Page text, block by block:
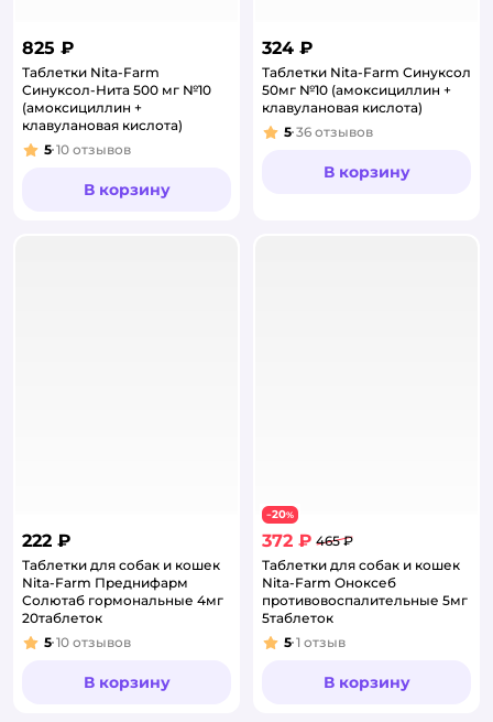
825 ₽
Таблетки Nita-Farm
Синуксол-Нита 500 мг №10
(амоксициллин +
клавулановая кислота)
Рейтинг:
5 10 отзывов
В корзину
324 ₽
Таблетки Nita-Farm Синуксол
50мг №10 (амоксициллин +
клавулановая кислота)
Рейтинг:
5 36 отзывов
В корзину
222 ₽
Таблетки для собак и кошек
Nita-Farm Преднифарм
Солютаб гормональные 4мг
20таблеток
Рейтинг:
5 10 отзывов
В корзину
−20%
372 ₽ 465 ₽
Таблетки для собак и кошек
Nita-Farm Оноксеб
противовоспалительные 5мг
5таблеток
Рейтинг:
5 1 отзыв
В корзину